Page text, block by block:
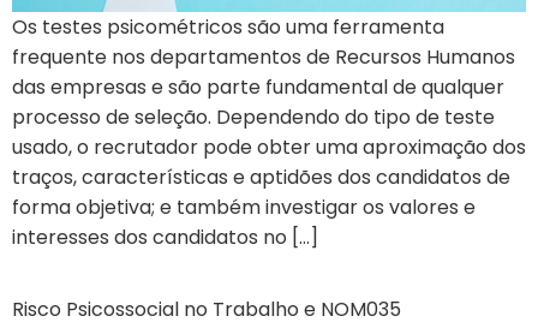
Os testes psicométricos são uma ferramenta
frequente nos departamentos de Recursos Humanos
das empresas e são parte fundamental de qualquer
processo de seleção. Dependendo do tipo de teste
usado, o recrutador pode obter uma aproximação dos
traços, características e aptidões dos candidatos de
forma objetiva; e também investigar os valores e
interesses dos candidatos no […]
Risco Psicossocial no Trabalho e NOM035